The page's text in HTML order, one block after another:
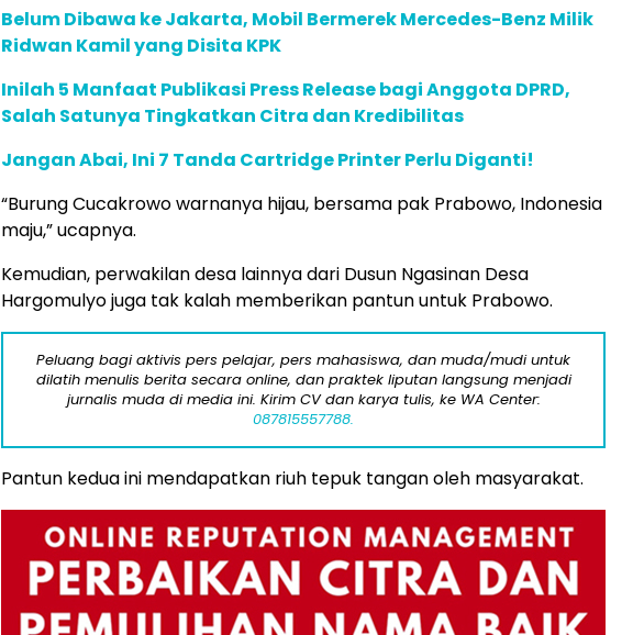
Belum Dibawa ke Jakarta, Mobil Bermerek Mercedes-Benz Milik
Ridwan Kamil yang Disita KPK
Inilah 5 Manfaat Publikasi Press Release bagi Anggota DPRD,
Salah Satunya Tingkatkan Citra dan Kredibilitas
Jangan Abai, Ini 7 Tanda Cartridge Printer Perlu Diganti!
“Burung Cucakrowo warnanya hijau, bersama pak Prabowo, Indonesia
maju,” ucapnya.
Kemudian, perwakilan desa lainnya dari Dusun Ngasinan Desa
Hargomulyo juga tak kalah memberikan pantun untuk Prabowo.
Peluang bagi aktivis pers pelajar, pers mahasiswa, dan muda/mudi untuk
dilatih menulis berita secara online, dan praktek liputan langsung menjadi
jurnalis muda di media ini. Kirim CV dan karya tulis, ke WA Center:
087815557788.
Pantun kedua ini mendapatkan riuh tepuk tangan oleh masyarakat.